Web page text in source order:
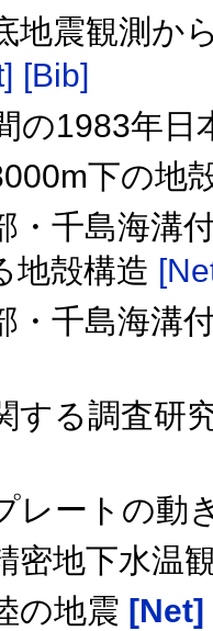
地震観測か
[Bib]
の1983年
下の地
・千島海溝
地殻構造
・千島海溝
する調査研
レートの動
密地下水温
の地震 [Net]